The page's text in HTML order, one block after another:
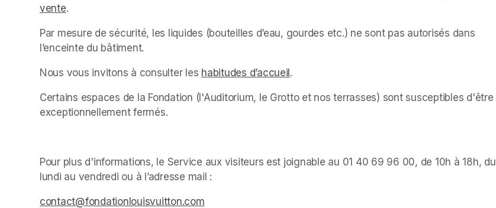
vente(opens in a new tab)
.
Par mesure de sécurité, les liquides (bouteilles d’eau, gourdes etc.) ne sont pas autorisés dans
l’enceinte du bâtiment.
Nous vous invitons à consulter les habitudes d’accueil(opens in a new tab)
.
Certains espaces de la Fondation (l'Auditorium, le Grotto et nos terrasses) sont susceptibles d'être
exceptionnellement fermés. ﻿
Pour plus d'informations, le Service aux visiteurs est joignable au 01 40 69 96 00, de 10h à 18h, du
lundi au vendredi ou à l’adresse mail :
(opens in a new tab)
(opens in a new tab)
contact@fondationlouisvuitton.com